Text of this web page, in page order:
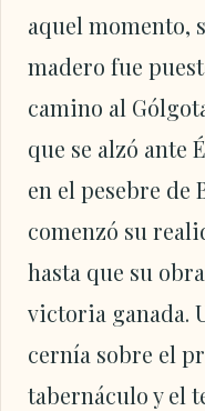
aquel momento,
madero fue
camino al
que se alzó ante
en el pesebre de
comenzó su
hasta que su
victoria ganada.
cernía sobre el
tabernáculo y el